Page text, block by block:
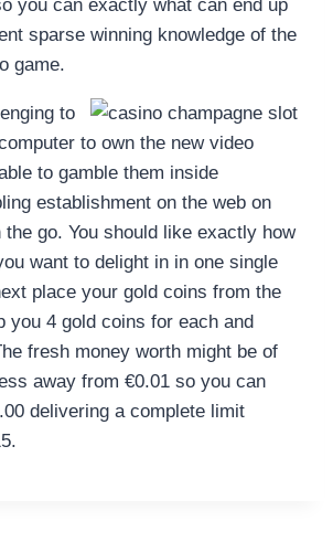
you can exactly what can end up
sparse winning knowledge of the
game.
to
to own the new video
to gamble them inside
establishment on the web on
go. You should like exactly how
want to delight in in one single
place your gold coins from the
you 4 gold coins for each and
fresh money worth might be of
away from €0.01 so you can
delivering a complete limit